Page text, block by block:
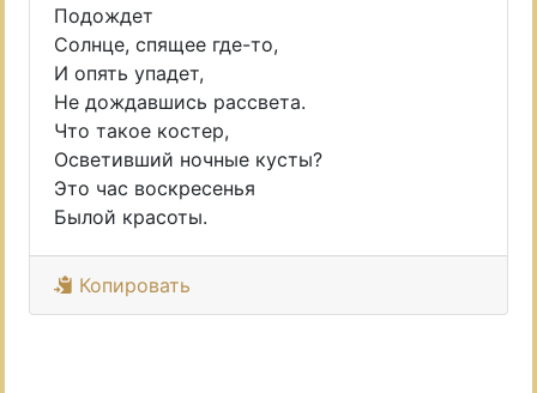
Подождет
Солнце, спящее где-то,
И опять упадет,
Не дождавшись рассвета.
Что такое костер,
Осветивший ночные кусты?
Это час воскресенья
Былой красоты.
Копировать